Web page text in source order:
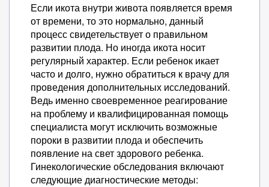
Если икота внутри живота появляется время
от времени, то это нормально, данный
процесс свидетельствует о правильном
развитии плода. Но иногда икота носит
регулярный характер. Если ребенок икает
часто и долго, нужно обратиться к врачу для
проведения дополнительных исследований.
Ведь именно своевременное реагирование
на проблему и квалифицированная помощь
специалиста могут исключить возможные
пороки в развитии плода и обеспечить
появление на свет здорового ребенка.
Гинекологические обследования включают
следующие диагностические методы: